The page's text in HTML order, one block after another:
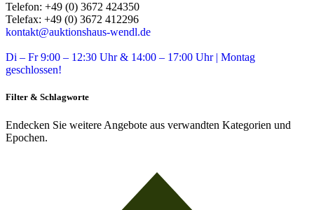
Telefon: +49 (0) 3672 424350
Telefax: +49 (0) 3672 412296
kontakt@auktionshaus-wendl.de
Di – Fr 9:00 – 12:30 Uhr & 14:00 – 17:00 Uhr | Montag
geschlossen!
Filter & Schlagworte
Endecken Sie weitere Angebote aus verwandten Kategorien und
Epochen.